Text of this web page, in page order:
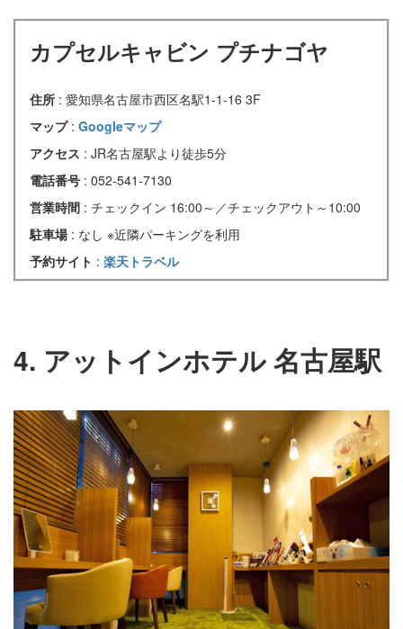
カプセルキャビン プチナゴヤ
住所 : 愛知県名古屋市西区名駅1-1-16 3F
マップ : Googleマップ
アクセス : JR名古屋駅より徒歩5分
電話番号 : 052-541-7130
営業時間 : チェックイン 16:00～／チェックアウト～10:00
駐車場 : なし ※近隣パーキングを利用
予約サイト : 楽天トラベル
4. アットインホテル 名古屋駅